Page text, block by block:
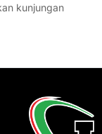
kunjungan